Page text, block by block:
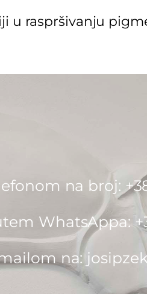
u raspršivanju
na broj:
WhatsAppa:
na: